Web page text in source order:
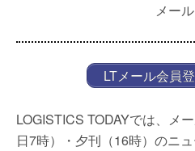
メー
LTメール会員
LOGISTICS TODAYでは、メ
日7時）・夕刊（16時）のニ